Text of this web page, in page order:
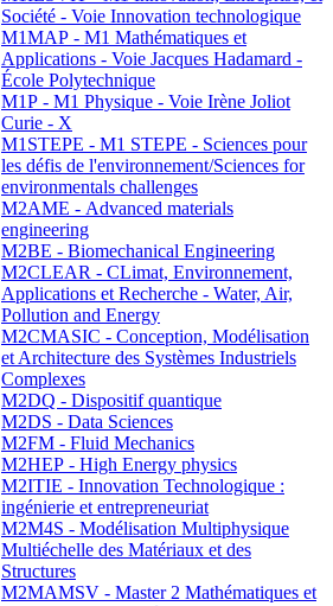
Société - Voie Innovation technologique
M1MAP - M1 Mathématiques et
Applications - Voie Jacques Hadamard -
École Polytechnique
M1P - M1 Physique - Voie Irène Joliot
Curie - X
M1STEPE - M1 STEPE - Sciences pour
les défis de l'environnement/Sciences for
environmentals challenges
M2AME - Advanced materials
engineering
M2BE - Biomechanical Engineering
M2CLEAR - CLimat, Environnement,
Applications et Recherche - Water, Air,
Pollution and Energy
M2CMASIC - Conception, Modélisation
et Architecture des Systèmes Industriels
Complexes
M2DQ - Dispositif quantique
M2DS - Data Sciences
M2FM - Fluid Mechanics
M2HEP - High Energy physics
M2ITIE - Innovation Technologique :
ingénierie et entrepreneuriat
M2M4S - Modélisation Multiphysique
Multiéchelle des Matériaux et des
Structures
M2MAMSV - Master 2 Mathématiques et